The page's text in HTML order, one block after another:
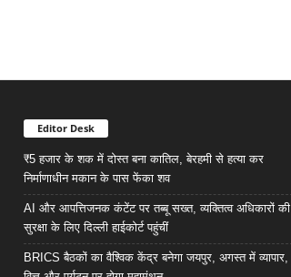
Editor Desk
₹5 हजार के शक में दोस्त बना कातिल, बेरहमी से हत्या कर
निर्माणाधीन मकान के पास फेंका शव
AI और आपत्तिजनक कंटेंट पर तब्बू सख्त, व्यक्तित्व अधिकारों की
सुरक्षा के लिए दिल्ली हाईकोर्ट पहुंचीं
BRICS बैठकों का वैश्विक केंद्र बनेगा जयपुर, अगस्त में व्यापार,